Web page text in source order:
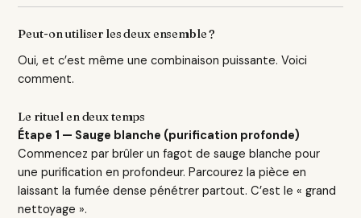
Peut-on utiliser les deux ensemble ?
Oui, et c’est même une combinaison puissante. Voici
comment.
Le rituel en deux temps
Étape 1 — Sauge blanche (purification profonde)
Commencez par brûler un fagot de sauge blanche pour
une purification en profondeur. Parcourez la pièce en
laissant la fumée dense pénétrer partout. C’est le « grand
nettoyage ».